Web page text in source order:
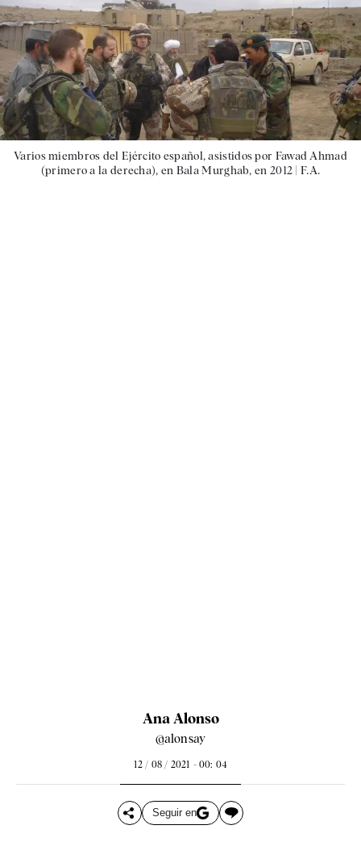
Varios miembros del Ejército español, asistidos por Fawad Ahmad
(primero a la derecha), en Bala Murghab, en 2012 |F.A.
Ana Alonso
@alonsay
12 / 08 / 2021 - 00: 04
Seguir en